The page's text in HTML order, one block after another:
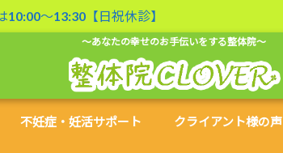
〜13:30【日祝休診】
～あなたの幸せのお手伝いをする整体院～
不妊症・妊活サポート クライアント様の声